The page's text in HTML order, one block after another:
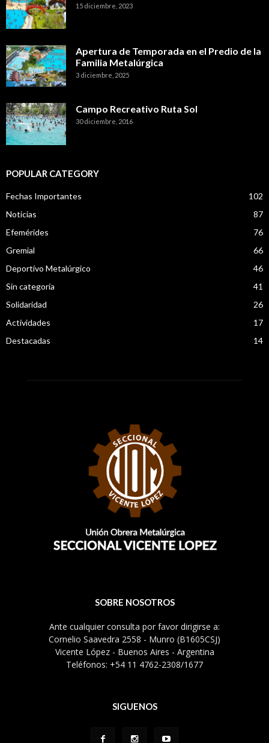
15 diciembre, 2023
Apertura de Temporada en el Predio de la
Familia Metalúrgica
3 diciembre, 2025
Campo Recreativo Ruta Sol
30 diciembre, 2016
POPULAR CATEGORY
Fechas Importantes
102
Noticias
87
Efemérides
76
Gremial
66
Deportivo Metalúrgico
46
Sin categoría
41
Solidaridad
26
Actividades
17
Destacadas
14
SOBRE NOSOTROS
Ante cualquier consulta por favor dirigirse a:
Cornelio Saavedra 2558 - Munro (B1605CSJ)
Vicente López - Buenos Aires - Argentina
Teléfonos: +54 11 4762-2308/1677
SIGUENOS